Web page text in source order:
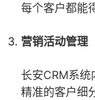
每个客户都能
营销活动管理
长安CRM系
精准的客户细